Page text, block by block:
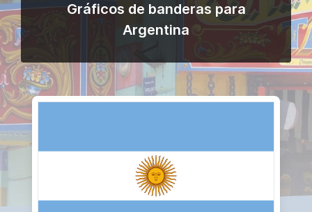
Gráficos de banderas para
Argentina